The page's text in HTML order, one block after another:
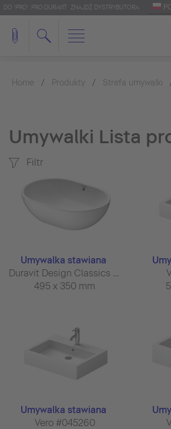
DO 'PRO': PRO.DURAVIT ZNAJDŹ DYSTRYBUTORA
Home Produkty Strefa umywalki
Umywalki Lista
Filtr
Umywalka stawiana
Duravit Design Classics #033550
495 x 350 mm
Umywalka stawiana
Vero #045260